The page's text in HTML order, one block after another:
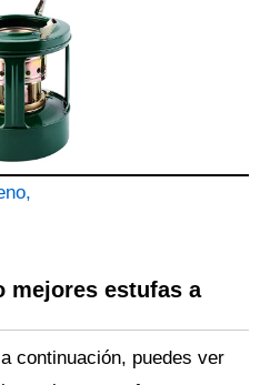
mejores estufas a
continuación, puedes ver